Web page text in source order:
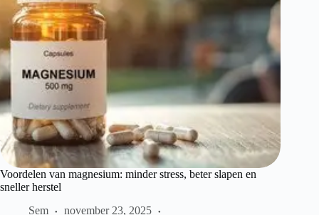
Voordelen van magnesium: minder stress, beter slapen en
sneller herstel
Sem
november 23, 2025